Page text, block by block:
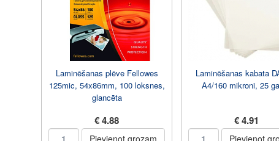
Laminēšanas plēve Fellowes
125mic, 54x86mm, 100 loksnes,
glancēta
€ 4.88
Pievienot grozam
Laminēšanas kabata
A4/160 mikroni, 25
€ 4.91
Pievienot